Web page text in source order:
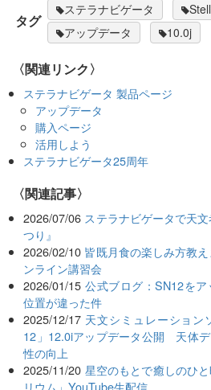
タグ
ステラナビゲータ
アップデータ
10.0j
〈関連リンク〉
ステラナビゲータ 製品ページ
アップデータ
購入ページ
活用しよう
ステラナビゲータ25周年
関連記事
2026/07/06 ステラナビゲータで天
つり』
2026/02/10 皆既月食の楽しみ方教
ンライン講習会
2026/01/15 公式ブログ：SN12を
位置が違った件
2025/12/17 天文シミュレーション
12」12.0iアップデータ公開 天体
性の向上
2025/11/20 星空のもとで癒しのひ
リウム」YouTube生配信